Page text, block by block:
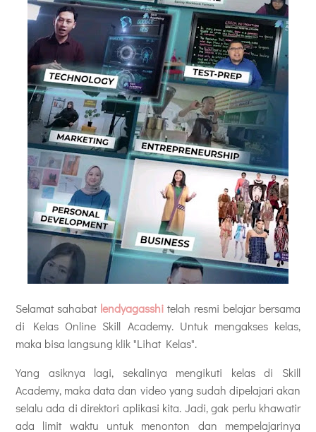
Selamat sahabat lendyagasshi telah resmi belajar bersama
di Kelas Online Skill Academy. Untuk mengakses kelas,
maka bisa langsung klik "Lihat Kelas".
Yang asiknya lagi, sekalinya mengikuti kelas di Skill
Academy, maka data dan video yang sudah dipelajari akan
selalu ada di direktori aplikasi kita. Jadi, gak perlu khawatir
ada limit waktu untuk menonton dan mempelajarinya